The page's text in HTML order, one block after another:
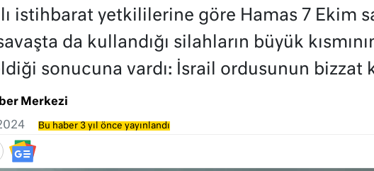
istihbarat yetkililerine göre Hamas 7 Ekim
da kullandığı silahların büyük
sonucuna vardı: İsrail ordusunun bizzat
Merkezi
Bu haber 3 yıl önce yayınlandı